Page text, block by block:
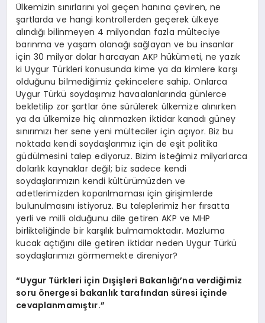
Ülkemizin sınırlarını yol geçen hanına çeviren, ne
şartlarda ve hangi kontrollerden geçerek ülkeye
alındığı bilinmeyen 4 milyondan fazla mülteciye
barınma ve yaşam olanağı sağlayan ve bu insanlar
için 30 milyar dolar harcayan AKP hükümeti, ne yazık
ki Uygur Türkleri konusunda kime ya da kimlere karşı
olduğunu bilmediğimiz çekincelere sahip. Onlarca
Uygur Türkü soydaşımız havaalanlarında günlerce
bekletilip zor şartlar öne sürülerek ülkemize alınırken
ya da ülkemize hiç alınmazken iktidar kanadı güney
sınırımızı her sene yeni mülteciler için açıyor. Biz bu
noktada kendi soydaşlarımız için de eşit politika
güdülmesini talep ediyoruz. Bizim isteğimiz milyarlarca
dolarlık kaynaklar değil; biz sadece kendi
soydaşlarımızın kendi kültürümüzden ve
adetlerimizden koparılmaması için girişimlerde
bulunulmasını istiyoruz. Bu taleplerimiz her fırsatta
yerli ve milli olduğunu dile getiren AKP ve MHP
birlikteliğinde bir karşılık bulmamaktadır. Mazluma
kucak açtığını dile getiren iktidar neden Uygur Türkü
soydaşlarımızı görmemekte direniyor?
“Uygur Türkleri için Dışişleri Bakanlığı’na verdiğimiz
soru önergesi bakanlık tarafından süresi içinde
cevaplanmamıştır.”